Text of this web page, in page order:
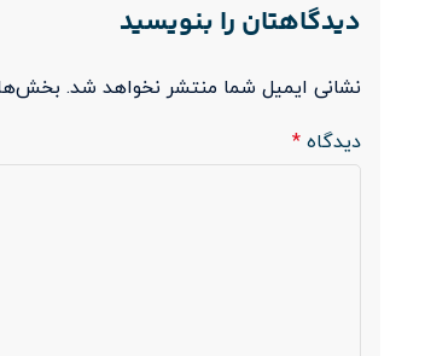
دیدگاهتان را بنویسید
نشانی ایمیل شما منتشر نخواهد شد.
دیدگاه *